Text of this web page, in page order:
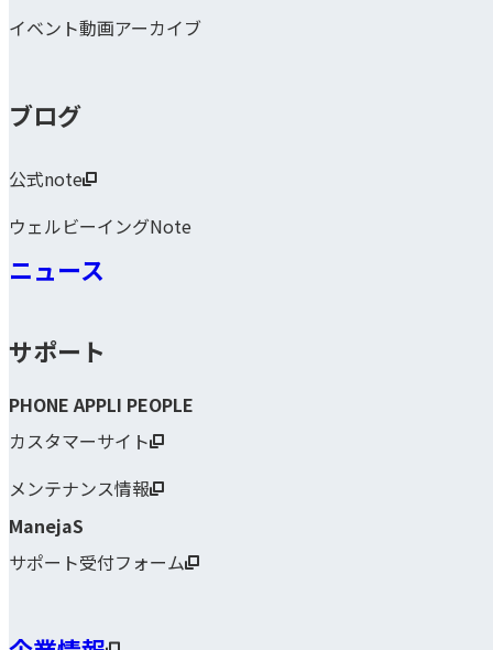
イベント動画アーカイブ
ブログ
公式note
ウェルビーイングNote
ニュース
サポート
PHONE APPLI PEOPLE
カスタマーサイト
メンテナンス情報
ManejaS
サポート受付フォーム